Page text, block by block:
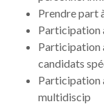
Prendre part
Participation
Participation
candidats
Participation
multidiscip